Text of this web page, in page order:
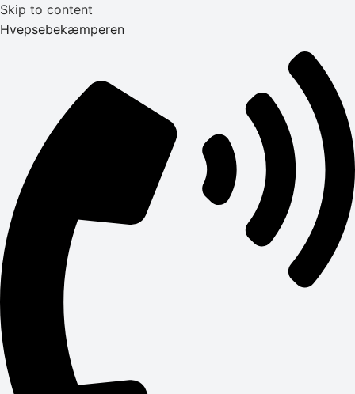
Skip to content
Hvepsebekæmperen